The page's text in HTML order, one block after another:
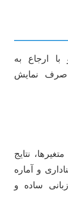
ارجاع به
صرف نمایش
نتایج
و آماره
ساده و